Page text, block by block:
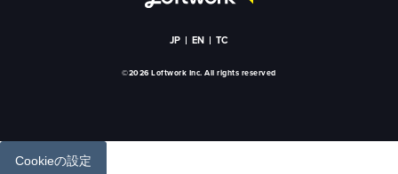
JP EN TC
©2026 Loftwork Inc. All rights reserved
Cookieの設定